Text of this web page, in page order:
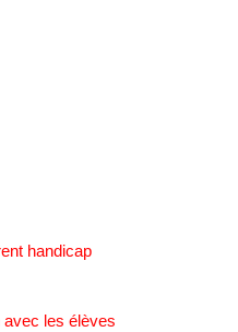
handicap
avec les élèves